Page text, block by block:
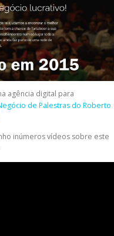
agência digital para
de Palestras do Roberto
inúmeros vídeos sobre este